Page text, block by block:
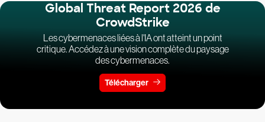
Global Threat Report 2026 de
CrowdStrike
Les cybermenaces liées à l'IA ont atteint un point
critique. Accédez à une vision complète du paysage
des cybermenaces.
Télécharger